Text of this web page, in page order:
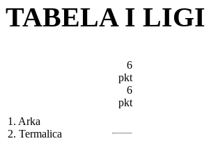
TABELA I LIGI
1. Arka
2. Termalica
6
pkt
6
pkt